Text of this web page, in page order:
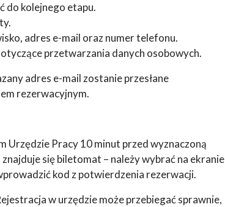
do kolejnego etapu.
adres e-mail oraz numer telefonu.
przetwarzania danych osobowych.
adres e-mail zostanie przesłane
rezerwacyjnym.
Urzędzie Pracy 10 minut przed wyznaczoną
się biletomat – należy wybrać na ekranie
kod z potwierdzenia rezerwacji.
w urzędzie może przebiegać sprawnie,